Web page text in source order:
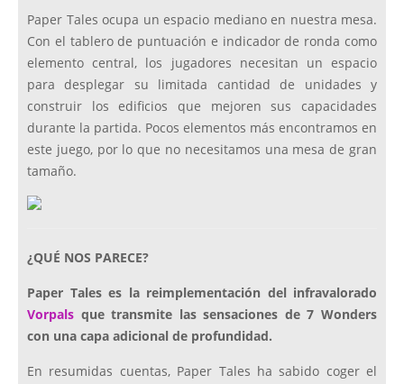
Paper Tales ocupa un espacio mediano en nuestra mesa.
Con el tablero de puntuación e indicador de ronda como
elemento central, los jugadores necesitan un espacio
para desplegar su limitada cantidad de unidades y
construir los edificios que mejoren sus capacidades
durante la partida. Pocos elementos más encontramos en
este juego, por lo que no necesitamos una mesa de gran
tamaño.
¿QUÉ NOS PARECE?
Paper Tales es la reimplementación del infravalorado
Vorpals que transmite las sensaciones de 7 Wonders
con una capa adicional de profundidad.
En resumidas cuentas, Paper Tales ha sabido coger el